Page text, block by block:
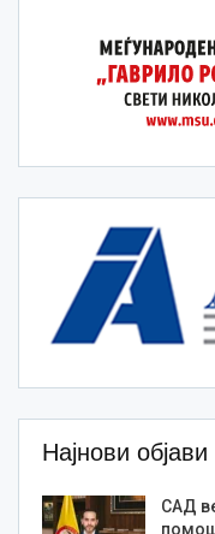
Најнови објави
САД